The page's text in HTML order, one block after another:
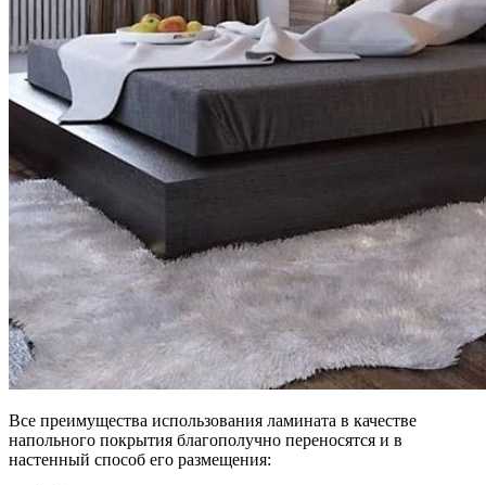
Все преимущества использования ламината в качестве
напольного покрытия благополучно переносятся и в
настенный способ его размещения: